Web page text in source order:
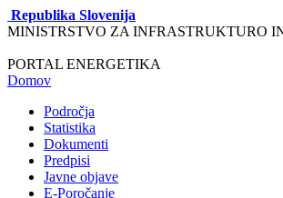
Republika Slovenija
MINISTRSTVO ZA INFRASTRUKTURO
PORTAL ENERGETIKA
Domov
Področja
Statistika
Dokumenti
Predpisi
Javne objave
E-Poročanje